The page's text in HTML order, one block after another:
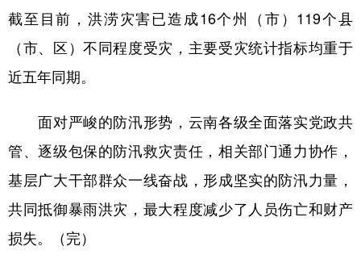
截至目前，洪涝灾害已造成16个州（市）119个县
（市、区）不同程度受灾，主要受灾统计指标均重于
近五年同期。
面对严峻的防汛形势，云南各级全面落实党政共
管、逐级包保的防汛救灾责任，相关部门通力协作，
基层广大干部群众一线奋战，形成坚实的防汛力量，
共同抵御暴雨洪灾，最大程度减少了人员伤亡和财产
损失。（完）